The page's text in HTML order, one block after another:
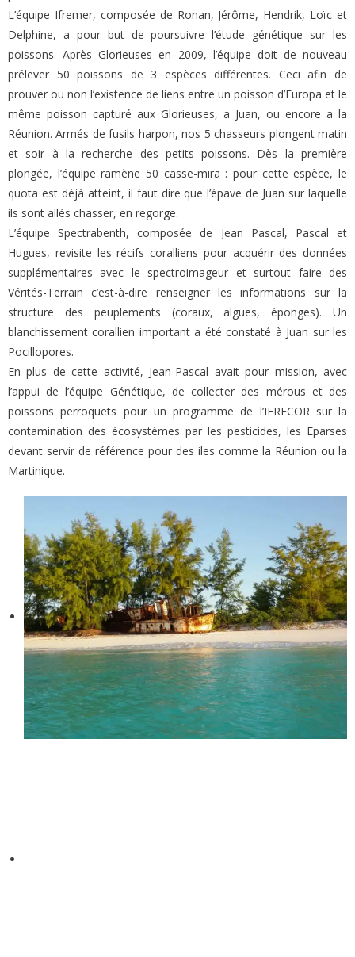
L’équipe Ifremer, composée de Ronan, Jérôme, Hendrik, Loïc et
Delphine, a pour but de poursuivre l’étude génétique sur les
poissons. Après Glorieuses en 2009, l’équipe doit de nouveau
prélever 50 poissons de 3 espèces différentes. Ceci afin de
prouver ou non l’existence de liens entre un poisson d’Europa et le
même poisson capturé aux Glorieuses, a Juan, ou encore a la
Réunion. Armés de fusils harpon, nos 5 chasseurs plongent matin
et soir à la recherche des petits poissons. Dès la première
plongée, l’équipe ramène 50 casse-mira : pour cette espèce, le
quota est déjà atteint, il faut dire que l’épave de Juan sur laquelle
ils sont allés chasser, en regorge.
L’équipe Spectrabenth, composée de Jean Pascal, Pascal et
Hugues, revisite les récifs coralliens pour acquérir des données
supplémentaires avec le spectroimageur et surtout faire des
Vérités-Terrain c’est-à-dire renseigner les informations sur la
structure des peuplements (coraux, algues, éponges). Un
blanchissement corallien important a été constaté à Juan sur les
Pocillopores.
En plus de cette activité, Jean-Pascal avait pour mission, avec
l’appui de l’équipe Génétique, de collecter des mérous et des
poissons perroquets pour un programme de l’IFRECOR sur la
contamination des écosystèmes par les pesticides, les Eparses
devant servir de référence pour des iles comme la Réunion ou la
Martinique.